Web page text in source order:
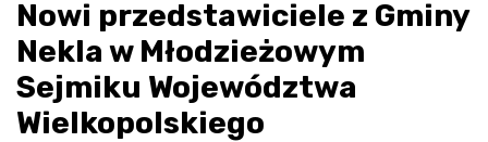
Nowi przedstawiciele z Gminy
Nekla w Młodzieżowym
Sejmiku Województwa
Wielkopolskiego